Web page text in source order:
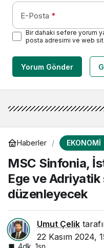
E-Posta *
Bir dahaki sefere yorum
posta adresimi ve web
Yorum Gönder
Haberler EKONOMİ
MSC Sinfonia,
Ege ve
düzenleyecek
Umut Çelik
22 Kasım 2024,
4dk, 1sn